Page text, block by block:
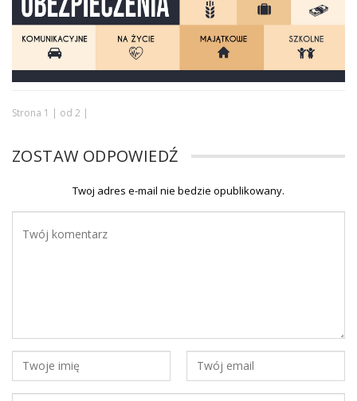
Strona 1 | od 2 |
ZOSTAW ODPOWIEDŹ
Twoj adres e-mail nie bedzie opublikowany.